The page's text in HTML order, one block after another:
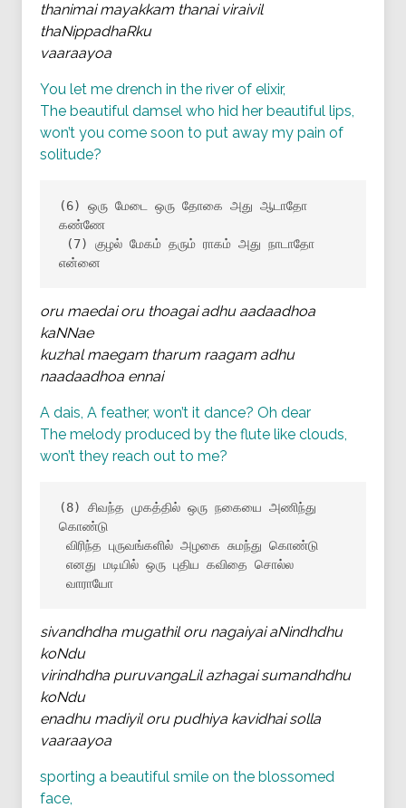
thanimai mayakkam thanai viraivil
thaNippadhaRku
vaaraayoa
You let me drench in the river of elixir,
The beautiful damsel who hid her beautiful lips,
won’t you come soon to put away my pain of
solitude?
(6) ஒரு மேடை ஒரு தோகை அது ஆடாதோ
கண்ணே
என்னை
oru maedai oru thoagai adhu aadaadhoa
kaNNae
kuzhal maegam tharum raagam adhu
naadaadhoa ennai
A dais, A feather, won’t it dance? Oh dear
The melody produced by the flute like clouds,
won’t they reach out to me?
(8) சிவந்த முகத்தில் ஒரு நகையை அணிந்து
கொண்டு
வாராயோ
sivandhdha mugathil oru nagaiyai aNindhdhu
koNdu
virindhdha puruvangaLil azhagai sumandhdhu
koNdu
enadhu madiyil oru pudhiya kavidhai solla
vaaraayoa
sporting a beautiful smile on the blossomed
face,